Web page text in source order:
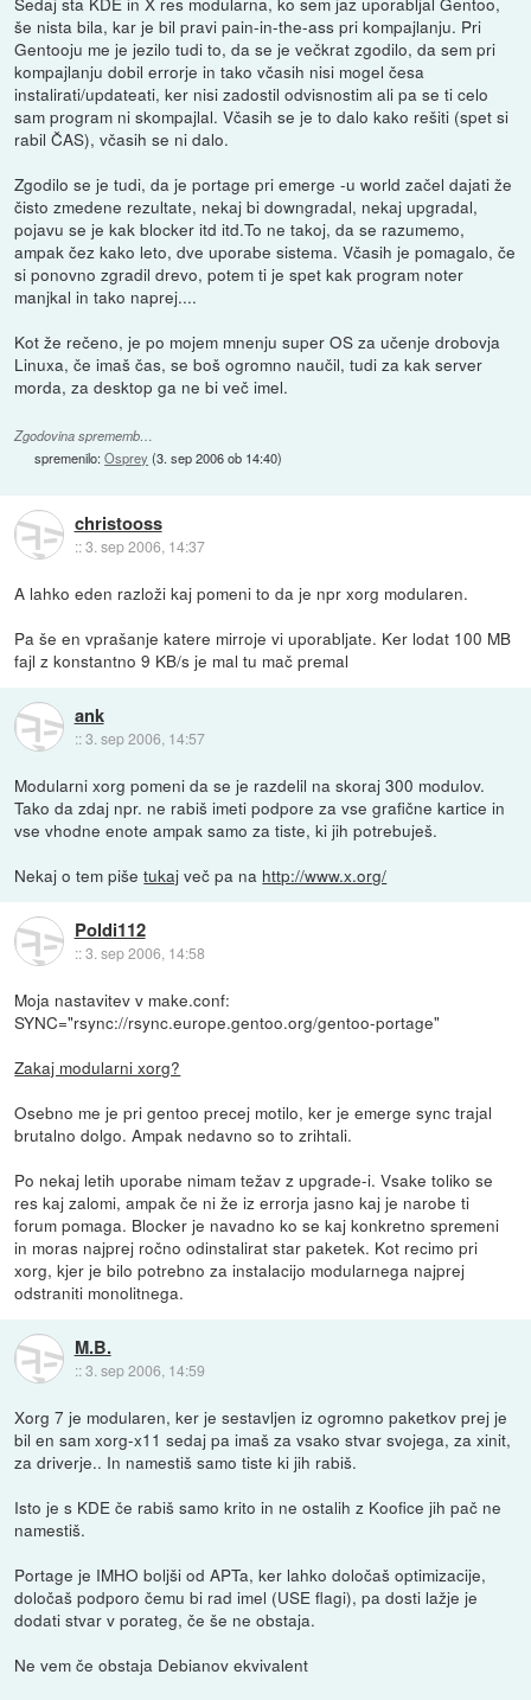
še nista bila, kar je bil pravi pain-in-the-ass pri kompajlanju. Pri
Gentooju me je jezilo tudi to, da se je večkrat zgodilo, da sem pri
kompajlanju dobil errorje in tako včasih nisi mogel česa
instalirati/updateati, ker nisi zadostil odvisnostim ali pa se ti celo
sam program ni skompajlal. Včasih se je to dalo kako rešiti (spet si
rabil ČAS), včasih se ni dalo.
Zgodilo se je tudi, da je portage pri emerge -u world začel dajati že
čisto zmedene rezultate, nekaj bi downgradal, nekaj upgradal,
pojavu se je kak blocker itd itd.To ne takoj, da se razumemo,
ampak čez kako leto, dve uporabe sistema. Včasih je pomagalo, če
si ponovno zgradil drevo, potem ti je spet kak program noter
manjkal in tako naprej....
Kot že rečeno, je po mojem mnenju super OS za učenje drobovja
Linuxa, če imaš čas, se boš ogromno naučil, tudi za kak server
morda, za desktop ga ne bi več imel.
Zgodovina sprememb…
spremenilo:Osprey (3. sep 2006 ob 14:40)
christooss
::3. sep 2006, 14:37
A lahko eden razloži kaj pomeni to da je npr xorg modularen.
Pa še en vprašanje katere mirroje vi uporabljate. Ker lodat 100 MB
fajl z konstantno 9 KB/s je mal tu mač premal
ank
::3. sep 2006, 14:57
Modularni xorg pomeni da se je razdelil na skoraj 300 modulov.
Tako da zdaj npr. ne rabiš imeti podpore za vse grafične kartice in
vse vhodne enote ampak samo za tiste, ki jih potrebuješ.
Nekaj o tem pišetukaj več pa na http://www.x.org/
Poldi112
::3. sep 2006, 14:58
Moja nastavitev v make.conf:
SYNC="rsync://rsync.europe.gentoo.org/gentoo-portage"
Zakaj modularni xorg?
Osebno me je pri gentoo precej motilo, ker je emerge sync trajal
brutalno dolgo. Ampak nedavno so to zrihtali.
Po nekaj letih uporabe nimam težav z upgrade-i. Vsake toliko se
res kaj zalomi, ampak če ni že iz errorja jasno kaj je narobe ti
forum pomaga. Blocker je navadno ko se kaj konkretno spremeni
in moras najprej ročno odinstalirat star paketek. Kot recimo pri
xorg, kjer je bilo potrebno za instalacijo modularnega najprej
odstraniti monolitnega.
M.B.
::3. sep 2006, 14:59
Xorg 7 je modularen, ker je sestavljen iz ogromno paketkov prej je
bil en sam xorg-x11 sedaj pa imaš za vsako stvar svojega, za xinit,
za driverje.. In namestiš samo tiste ki jih rabiš.
Isto je s KDE če rabiš samo krito in ne ostalih z Koofice jih pač ne
namestiš.
Portage je IMHO boljši od APTa, ker lahko določaš optimizacije,
določaš podporo čemu bi rad imel (USE flagi), pa dosti lažje je
dodati stvar v porateg, če še ne obstaja.
Ne vem če obstaja Debianov ekvivalent